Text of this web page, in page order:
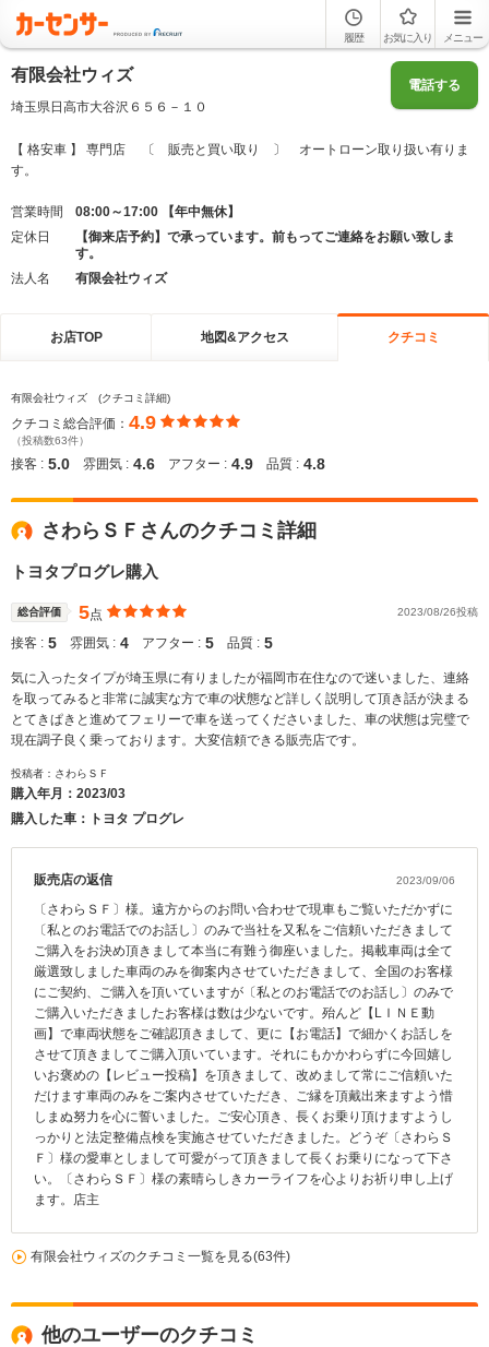
履歴 お気に入り メニュー
有限会社ウィズ
埼玉県日高市大谷沢６５６－１０
電話する
【 格安車 】 専門店 〔 販売と買い取り 〕 オートローン取り扱い有りま
す。
営業時間
08:00～17:00 【年中無休】
定休日
【御来店予約】で承っています。前もってご連絡をお願い致しま
す。
法人名
有限会社ウィズ
お店TOP 地図&アクセス クチコミ
有限会社ウィズ (クチコミ詳細)
クチコミ総合評価： 4.9
（投稿数63件）
接客 : 5.0 雰囲気 : 4.6 アフター : 4.9 品質 : 4.8
さわらＳＦさんのクチコミ詳細
トヨタプログレ購入
総合評価 5点 2023/08/26投稿
接客 : 5 雰囲気 : 4 アフター : 5 品質 : 5
気に入ったタイプが埼玉県に有りましたが福岡市在住なので迷いました、連絡
を取ってみると非常に誠実な方で車の状態など詳しく説明して頂き話が決まる
とてきぱきと進めてフェリーで車を送ってくださいました、車の状態は完璧で
現在調子良く乗っております。大変信頼できる販売店です。
投稿者：さわらＳＦ
購入年月： 2023/03
購入した車：トヨタ プログレ
販売店の返信 2023/09/06
〔さわらＳＦ〕様。遠方からのお問い合わせで現車もご覧いただかずに
〔私とのお電話でのお話し〕のみで当社を又私をご信頼いただきまして
ご購入をお決め頂きまして本当に有難う御座いました。掲載車両は全て
厳選致しました車両のみを御案内させていただきまして、全国のお客様
にご契約、ご購入を頂いていますが〔私とのお電話でのお話し〕のみで
ご購入いただきましたお客様は数は少ないです。殆んど【LＩＮＥ動
画】で車両状態をご確認頂きまして、更に【お電話】で細かくお話しを
させて頂きましてご購入頂いています。それにもかかわらずに今回嬉し
いお褒めの【レビュー投稿】を頂きまして、改めまして常にご信頼いた
だけます車両のみをご案内させていただき、ご縁を頂戴出来ますよう惜
しまぬ努力を心に誓いました。ご安心頂き、長くお乗り頂けますようし
っかりと法定整備点検を実施させていただきました。どうぞ〔さわらＳ
Ｆ〕様の愛車としまして可愛がって頂きまして長くお乗りになって下さ
い。〔さわらＳＦ〕様の素晴らしきカーライフを心よりお祈り申し上げ
ます。店主
有限会社ウィズのクチコミ一覧を見る(63件)
他のユーザーのクチコミ